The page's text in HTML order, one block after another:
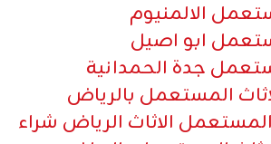
الالمنيوم
ابو اصيل
جدة الحمدانية
المستعمل بالرياض
الاثاث الرياض شراء